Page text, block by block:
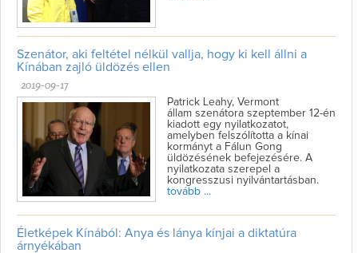
Szenátor, aki feltétel nélkül vallja, hogy ki kell állni a
Kínában zajló üldözés ellen
2019-09-17
Patrick Leahy, Vermont
állam szenátora szeptember 12-én
kiadott egy nyilatkozatot,
amelyben felszólította a kínai
kormányt a Fálun Gong
üldözésének befejezésére. A
nyilatkozata szerepel a
kongresszusi nyilvántartásban.
tovább ...
Életképek Kínából: Anya és lánya kínjai a diktatúra
árnyékában